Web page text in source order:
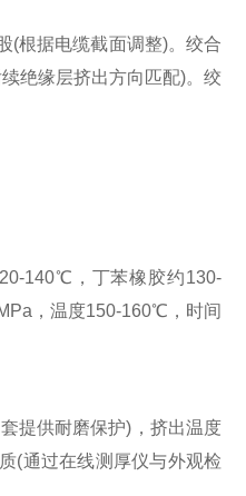
(根据电缆截面调整)。绞合
绝缘层挤出方向匹配)。绞
140℃，丁苯橡胶约130-
，温度150-160℃，时间
提供耐磨保护)，挤出温度
(通过在线测厚仪与外观检